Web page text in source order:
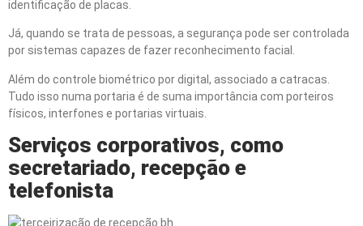
identificação de placas.
Já, quando se trata de pessoas, a segurança pode ser controlada
por sistemas capazes de fazer reconhecimento facial.
Além do controle biométrico por digital, associado a catracas.
Tudo isso numa portaria é de suma importância com porteiros
físicos, interfones e portarias virtuais.
Serviços corporativos, como
secretariado, recepção e
telefonista